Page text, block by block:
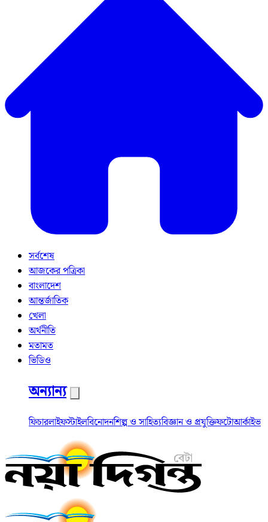
সর্বশেষ
আজকের পত্রিকা
বাংলাদেশ
আন্তর্জাতিক
খেলা
অর্থনীতি
মতামত
ভিডিও
অন্যান্য
ফিচারলাইফস্টাইলবিনোদনশিল্প ও সাহিত্যবিজ্ঞান ও প্রযুক্তিফটোআর্কাইভ